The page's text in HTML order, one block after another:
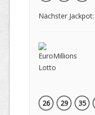
Nächster
26
29 35